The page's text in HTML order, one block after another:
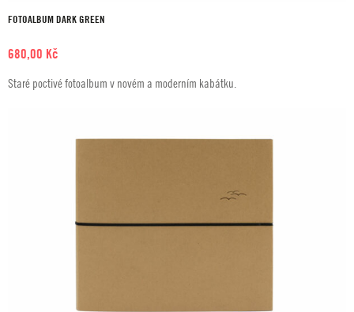
FOTOALBUM DARK GREEN
680,00 Kč
Staré poctivé fotoalbum v novém a moderním kabátku.